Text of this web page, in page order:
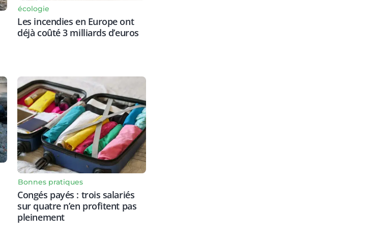
écologie
Les incendies en Europe ont
déjà coûté 3 milliards d’euros
Bonnes pratiques
Congés payés : trois salariés
sur quatre n’en profitent pas
pleinement